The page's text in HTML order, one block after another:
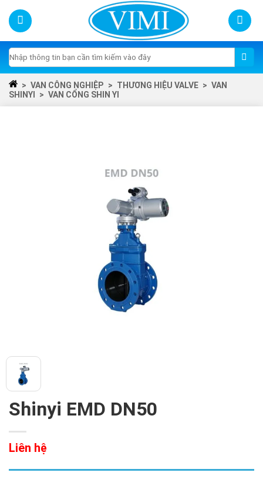
Skip
content
Tìm
kiếm:
> VAN CÔNG NGHIỆP > THƯƠNG HIỆU VALVE > VAN
SHINYI
> VAN CỔNG SHIN YI
Shinyi EMD DN50
Liên hệ